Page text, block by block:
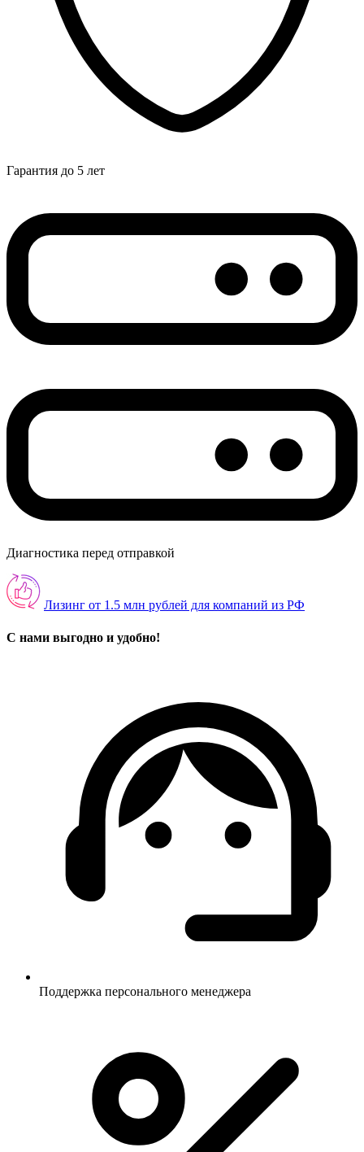
Гарантия до 5 лет
Диагностика перед отправкой
Лизинг от 1.5 млн рублей для компаний из РФ
С нами выгодно и удобно!
Поддержка персонального менеджера